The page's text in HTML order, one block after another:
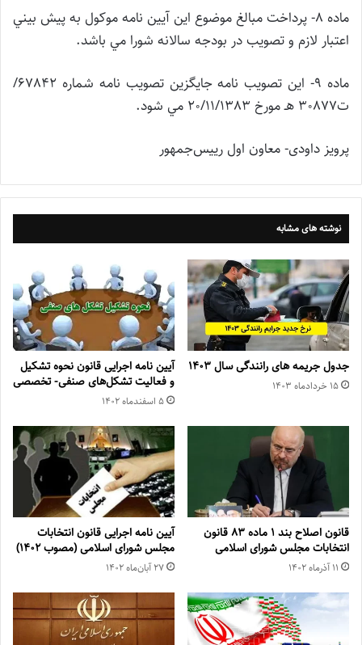
ماده 8- پرداخت مبالغ موضوع اين آيين نامه موكول به پيش بيني
اعتبار لازم و تصويب در بودجه سالانه شورا مي باشد.
ماده 9- اين تصويب نامه جايگزين تصويب نامه شماره 67842/
ت30877 هـ مورخ 20/11/1383 مي شود.
پرویز داودی- معاون اول رییس‌جمهور
نوشته های مشابه
جدول جریمه های رانندگی سال ۱۴۰۳
۱۵ خرداد‌ماه ۱۴۰۳
آیین نامه اجرایی قانون نحوه تشکیل
و فعالیت تشکل‌های صنفی- تخصصی
۵ اسفند‌ماه ۱۴۰۲
قانون اصلاح بند ۱ ماده ۸۳ قانون
انتخابات مجلس شورای اسلامی
۱۱ آذر‌ماه ۱۴۰۲
آیین نامه اجرایی قانون انتخابات
مجلس شورای اسلامی (مصوب ۱۴۰۲)
۲۷ آبان‌ماه ۱۴۰۲